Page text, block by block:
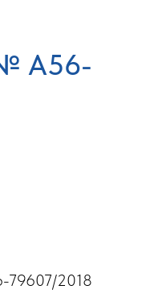
№ А56-
79607/2018